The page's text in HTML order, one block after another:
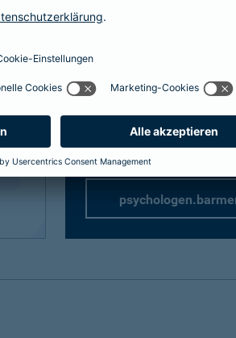
Exklusive Tarife zu
Privathaftpflicht
speziell